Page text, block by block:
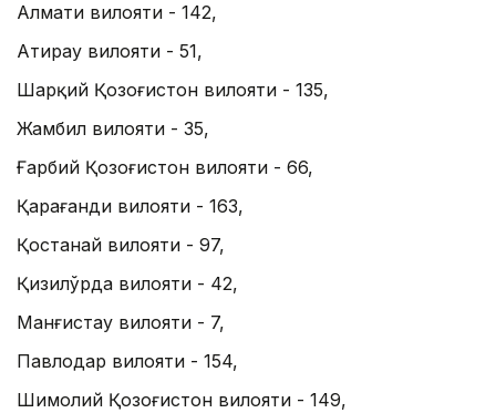
Алмати вилояти - 142,
Aтирау вилояти - 51,
Шарқий Қозоғистон вилояти - 135,
Жамбил вилояти - 35,
Ғарбий Қозоғистон вилояти - 66,
Қарағанди вилояти - 163,
Қостанай вилояти - 97,
Қизилўрда вилояти - 42,
Манғистау вилояти - 7,
Павлодар вилояти - 154,
Шимолий Қозоғистон вилояти - 149,